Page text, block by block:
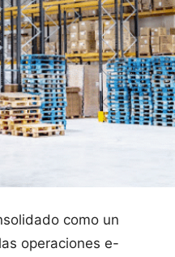
como un
operaciones e-